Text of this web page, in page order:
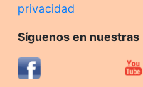
privacidad
Síguenos en nuestras